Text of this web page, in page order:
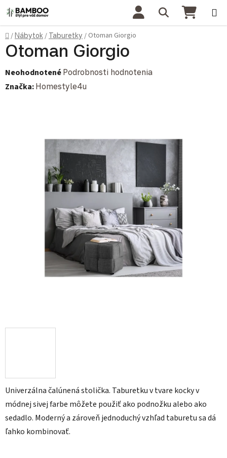
Prejsť na obsah Hľadať
Domov
/Nábytok / Taburetky / Otoman Giorgio
Univerzálna čalúnená stolička. Taburetku v tvare kocky v
módnej sivej farbe môžete použiť ako podnožku alebo ako
sedadlo. Moderný a zároveň jednoduchý vzhľad taburetu sa dá
ľahko kombinovať.
Otoman Giorgio
Priemerné hodnotenie produktu je 0,0 z 5 hviezdičiek.
Neohodnotené Podrobnosti hodnotenia
Značka: Homestyle4u